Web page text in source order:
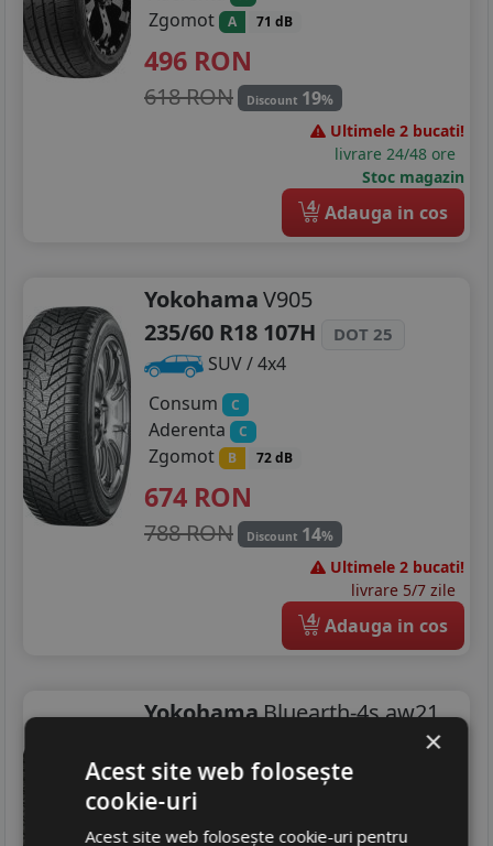
Zgomot A 71 dB
496 RON
618 RON Discount 19%
Ultimele 2 bucati!
livrare 24/48 ore
Stoc magazin
4 Adauga in cos
YokohamaV905
235/60 R18 107H
DOT 25
SUV / 4x4
Consum
C
Aderenta C
Zgomot B 72 dB
674 RON
788 RON Discount 14%
Ultimele 2 bucati!
livrare 5/7 zile
4 Adauga in cos
YokohamaBluearth-4s aw21
Turisme
Consum
×
Acest site web folosește
cookie-uri
Acest site web folosește cookie-uri pentru